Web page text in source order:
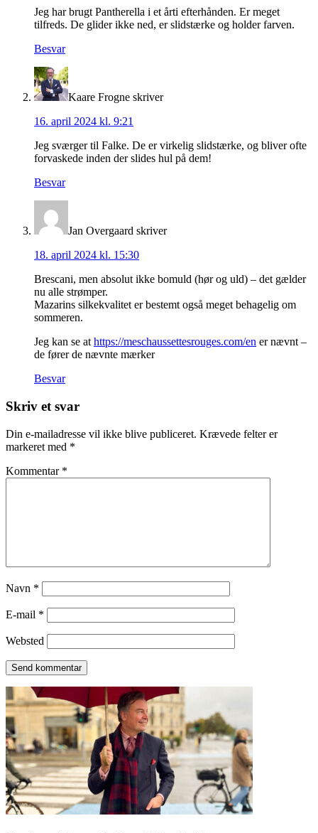
Jeg har brugt Pantherella i et årti efterhånden. Er meget
tilfreds. De glider ikke ned, er slidstærke og holder farven.
Besvar
Kaare Frogne skriver
16. april 2024 kl. 9:21
Jeg sværger til Falke. De er virkelig slidstærke, og bliver ofte
forvaskede inden der slides hul på dem!
Besvar
Jan Overgaard skriver
18. april 2024 kl. 15:30
Brescani, men absolut ikke bomuld (hør og uld) – det gælder
nu alle strømper.
Mazarins silkekvalitet er bestemt også meget behagelig om
sommeren.
Jeg kan se at https://meschaussettesrouges.com/en er nævnt –
de fører de nævnte mærker
Besvar
Skriv et svar
Din e-mailadresse vil ikke blive publiceret. Krævede felter er
markeret med *
Kommentar *
Navn *
E-mail *
Websted